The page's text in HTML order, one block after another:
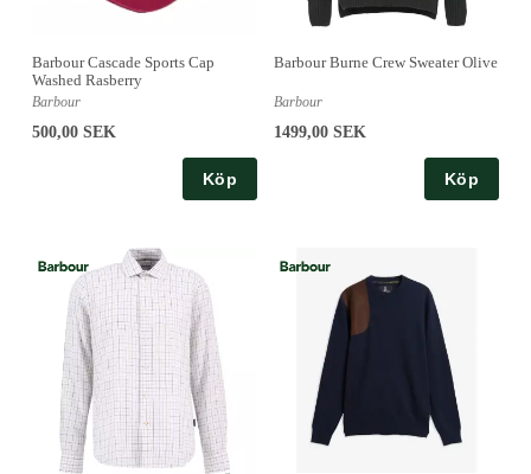
Barbour Cascade Sports Cap
Washed Rasberry
Barbour
500,00 SEK
Köp
Barbour Burne Crew Sweater Olive
Barbour
1499,00 SEK
Köp